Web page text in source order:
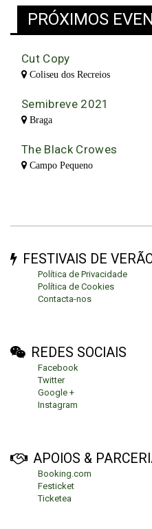
PRÓXIMOS
Cut Copy
Coliseu dos Recreios
Semibreve 2021
Braga
The Black Crowes
Campo Pequeno
FESTIVAIS DE
Política de Privacidade
Política de Cookies
Contacta-nos
REDES SOCIAIS
Facebook
Twitter
Google +
Instagram
APOIOS &
Booking.com
Festicket
Ticketea